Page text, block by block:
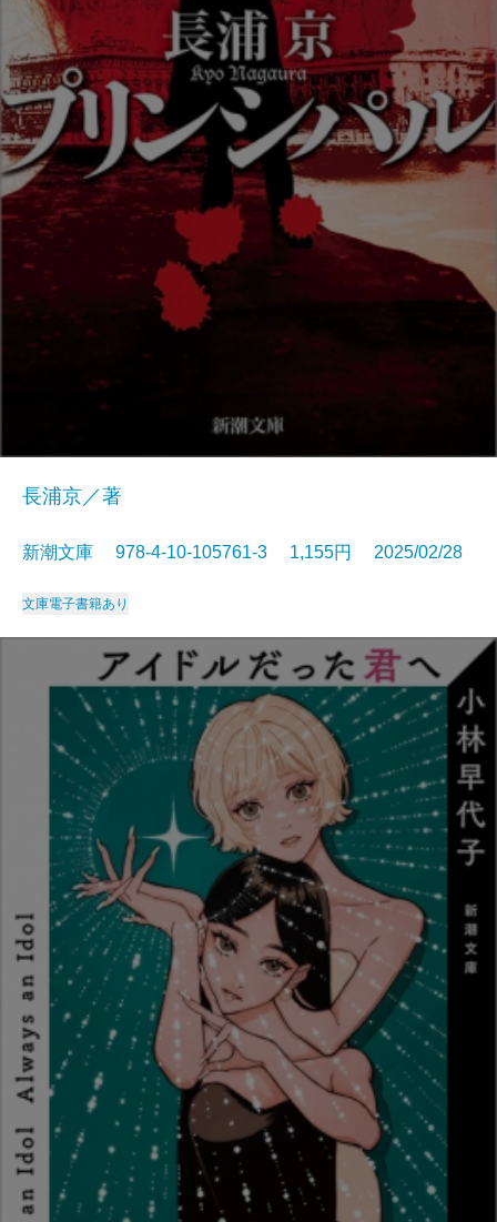
長浦京／著
新潮文庫 978-4-10-105761-3 1,155円 2025/02/28
文庫電子書籍あり